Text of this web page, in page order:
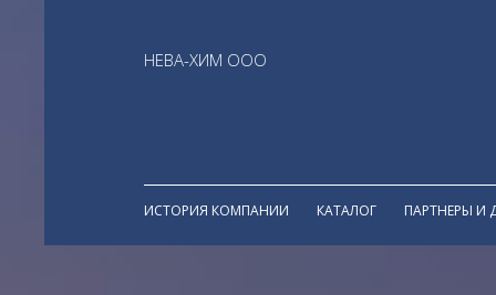
НЕВА-ХИМ ООО
ИСТОРИЯ КОМПАНИИ КАТАЛОГ ПАРТНЕРЫ И